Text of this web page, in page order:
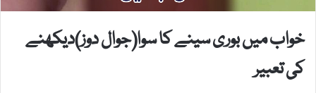
خواب میں بوری سینے کا سوا(جوال دوز)دیکھنے
کی تعبیر